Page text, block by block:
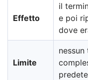
Effetto
il
e poi
dove
Limite